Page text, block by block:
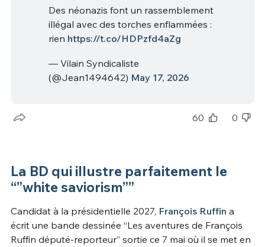
Des néonazis font un rassemblement
illégal avec des torches enflammées :
rien https://t.co/HDPzfd4aZg
— Vilain Syndicaliste
(@Jean1494642) May 17, 2026
60 0
La BD qui illustre parfaitement le
“”white saviorism””
Candidat à la présidentielle 2027, François Ruffin a
écrit une bande dessinée “Les aventures de François
Ruffin député-reporteur” sortie ce 7 mai où il se met en